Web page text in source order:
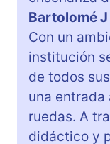
Bartolomé
Con un
institución
de todos
una
ruedas. A
didáctico y